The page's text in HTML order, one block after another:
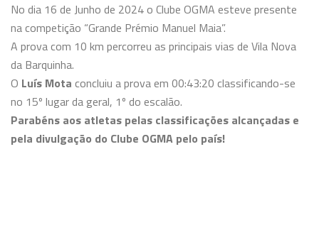
No dia 16 de Junho de 2024 o Clube OGMA esteve presente
na competição “Grande Prémio Manuel Maia”.
A prova com 10 km percorreu as principais vias de Vila Nova
da Barquinha.
O Luís Mota concluiu a prova em 00:43:20 classificando-se
no 15º lugar da geral, 1º do escalão.
Parabéns aos atletas pelas classificações alcançadas e
pela divulgação do Clube OGMA pelo país!